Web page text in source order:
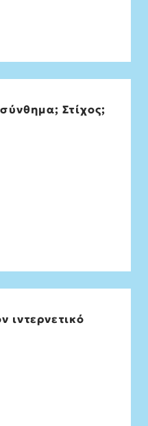
Στίχος;
love, these
for. John Keating,
ιντερνετικό
αυθεντικότητας